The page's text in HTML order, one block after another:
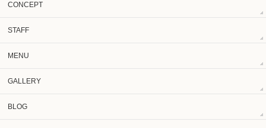
CONCEPT
STAFF
MENU
GALLERY
BLOG